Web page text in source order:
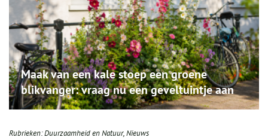
Maak van een kale stoep een groene
blikvanger: vraag nu een geveltuintje aan
Rubrieken:Duurzaamheid en Natuur,Nieuws